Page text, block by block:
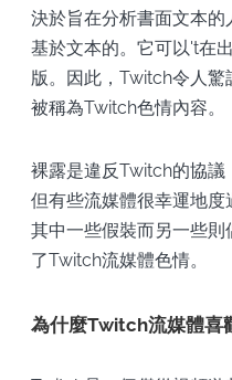
決於旨在分析書面文本
基於文本的。它可以't在
版。因此，Twitch令人
被稱為Twitch色情內容。
裸露是違反Twitch的協議
但有些流媒體很幸運地度
其中一些假裝而另一些
了Twitch流媒體色情。
為什麼Twitch流媒體喜